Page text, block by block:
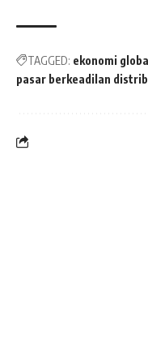
TAGGED: ekonomi global
pasar berkeadilan